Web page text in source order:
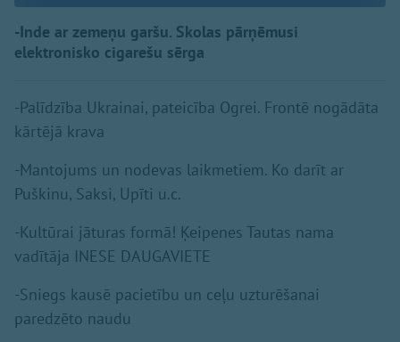
-Inde ar zemeņu garšu. Skolas pārņēmusi
elektronisko cigarešu sērga
-Palīdzība Ukrainai, pateicība Ogrei. Frontē nogādāta
kārtējā krava
-Mantojums un nodevas laikmetiem. Ko darīt ar
Puškinu, Saksi, Upīti u.c.
-Kultūrai jāturas formā! Ķeipenes Tautas nama
vadītāja INESE DAUGAVIETE
-Sniegs kausē pacietību un ceļu uzturēšanai
paredzēto naudu